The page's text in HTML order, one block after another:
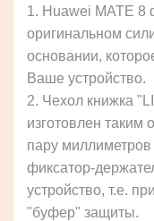
1. Huawei MATE 8
оригинальном
основании,
Ваше устройство.
2. Чехол книжка
изготовлен таким
пару
фиксатор-
устройство, т.е.
"буфер" защиты.